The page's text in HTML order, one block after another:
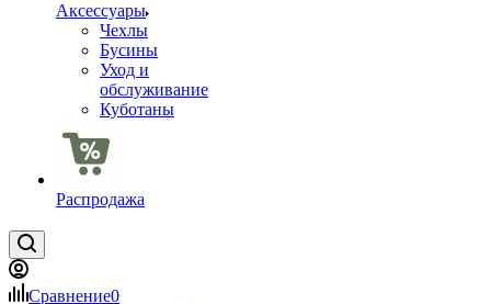
Аксессуары
Чехлы
Бусины
Уход и
обслуживание
Куботаны
Распродажа
Сравнение0